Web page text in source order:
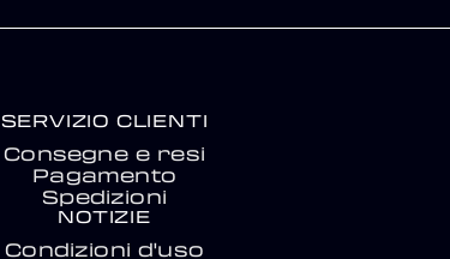
SERVIZIO CLIENTI
Consegne e resi
Pagamento
Spedizioni
NOTIZIE
Condizioni d'uso